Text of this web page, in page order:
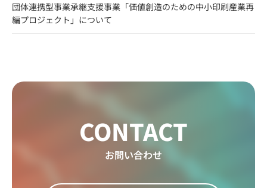
団体連携型事業承継支援事業「価値創造のための中小印刷産業再
編プロジェクト」について
CONTACT
お問い合わせ